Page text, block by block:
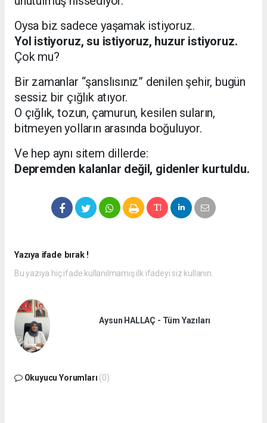
Oysa biz sadece yaşamak istiyoruz.
Yol istiyoruz, su istiyoruz, huzur istiyoruz.
Çok mu?
Bir zamanlar “şanslısınız” denilen şehir, bugün
sessiz bir çığlık atıyor.
O çığlık, tozun, çamurun, kesilen suların,
bitmeyen yolların arasında boğuluyor.
Ve hep aynı sitem dillerde:
Depremden kalanlar değil, gidenler kurtuldu.
Yazıya ifade bırak !
Bu yazıya hiç ifade kullanılmamış ilk ifadeyi siz kullanın.
Aysun HALLAÇ - Tüm Yazıları
Okuyucu Yorumları (0)